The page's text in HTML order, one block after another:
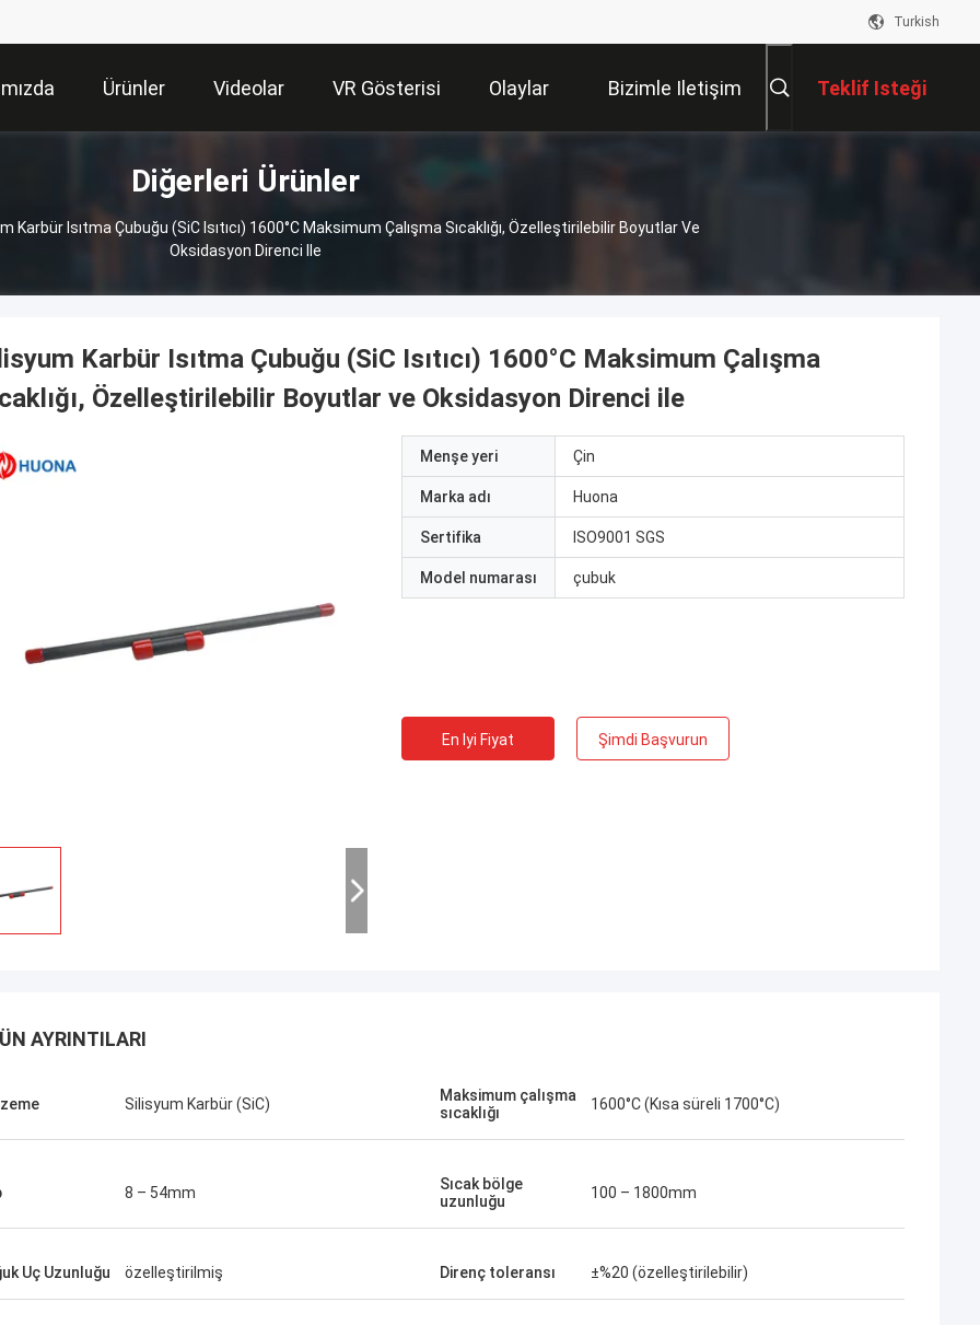
Turkish
Ürünler Videolar VR Gösterisi Olaylar Bizimle Iletişim Teklif Isteği
Diğerleri Ürünler
Karbür Isıtma Çubuğu (SiC Isıtıcı) 1600°C Maksimum Çalışma Sıcaklığı, Özelleştirilebilir Boyutlar Ve
Oksidasyon Direnci Ile
Karbür Isıtma Çubuğu (SiC Isıtıcı) 1600°C Maksimum Çalışma
Özelleştirilebilir Boyutlar ve Oksidasyon Direnci ile
Menşe yeri Çin
Marka adı Huona
Sertifika ISO9001 SGS
Model numarası çubuk
En Iyi Fiyat Şimdi Başvurun
AYRINTILARI
Silisyum Karbür (SiC)
Maksimum çalışma
sıcaklığı
1600°C (Kısa süreli 1700°C)
8 – 54mm
Sıcak bölge
uzunluğu
100 – 1800mm
Uç Uzunluğu özelleştirilmiş Direnç toleransı ±%20 (özelleştirilebilir)